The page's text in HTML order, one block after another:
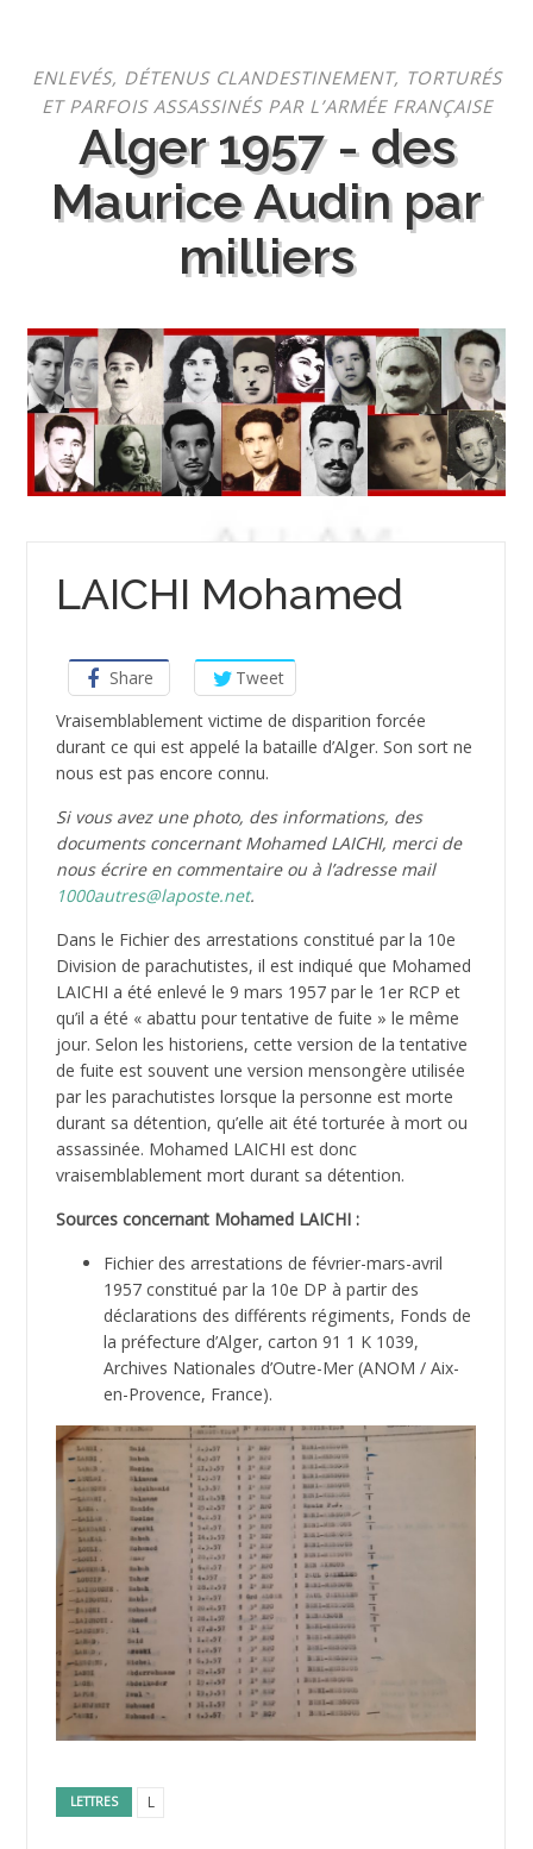
contenu
ENLEVÉS, DÉTENUS CLANDESTINEMENT, TORTURÉS
ET PARFOIS ASSASSINÉS PAR L’ARMÉE FRANÇAISE
Alger 1957 - des
Maurice Audin par
milliers
LAICHI Mohamed
Share
Tweet
Vraisemblablement victime de disparition forcée
durant ce qui est appelé la bataille d’Alger. Son sort ne
nous est pas encore connu.
Si vous avez une photo, des informations, des
documents concernant Mohamed LAICHI, merci de
nous écrire en commentaire ou à l’adresse mail
1000autres@laposte.net.
Dans le Fichier des arrestations constitué par la 10e
Division de parachutistes, il est indiqué que Mohamed
LAICHI a été enlevé le 9 mars 1957 par le 1er RCP et
qu’il a été « abattu pour tentative de fuite » le même
jour. Selon les historiens, cette version de la tentative
de fuite est souvent une version mensongère utilisée
par les parachutistes lorsque la personne est morte
durant sa détention, qu’elle ait été torturée à mort ou
assassinée. Mohamed LAICHI est donc
vraisemblablement mort durant sa détention.
Sources concernant Mohamed LAICHI :
Fichier des arrestations de février-mars-avril
1957 constitué par la 10e DP à partir des
déclarations des différents régiments, Fonds de
la préfecture d’Alger, carton 91 1 K 1039,
Archives Nationales d’Outre-Mer (ANOM / Aix-
en-Provence, France).
LETTRES L